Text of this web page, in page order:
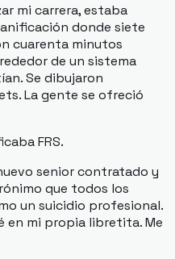
mi carrera, estaba
donde siete
cuarenta minutos
de un sistema
Se dibujaron
La gente se ofreció
FRS.
senior contratado y
que todos los
un suicidio profesional.
en mi propia libretita. Me